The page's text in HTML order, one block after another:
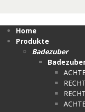
Home
Produkte
Badezuber